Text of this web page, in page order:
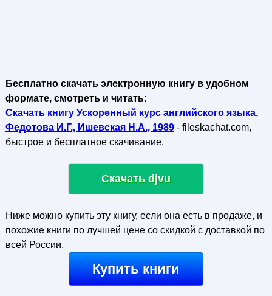
Бесплатно скачать электронную книгу в удобном
формате, смотреть и читать:
Скачать книгу Ускоренный курс английского языка,
Федотова И.Г., Ишевская Н.А., 1989- fileskachat.com,
быстрое и бесплатное скачивание.
Скачать djvu
Ниже можно купить эту книгу, если она есть в продаже, и
похожие книги по лучшей цене со скидкой с доставкой по
всей России.
Купить книги